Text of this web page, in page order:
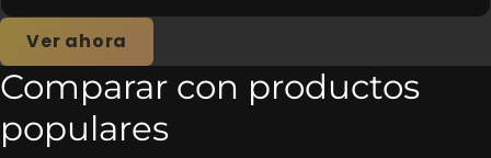
Ver ahora
Comparar con productos
populares